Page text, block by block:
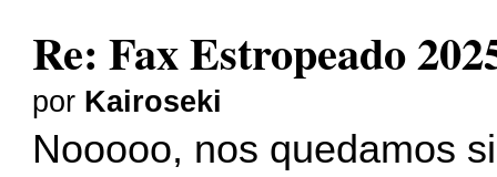
Re: Fax Estropeado
por Kairoseki
Nooooo, nos quedamos